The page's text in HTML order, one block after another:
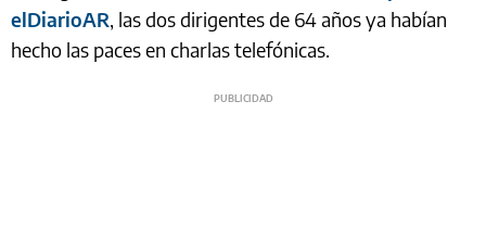
elDiarioAR, las dos dirigentes de 64 años ya habían
hecho las paces en charlas telefónicas.